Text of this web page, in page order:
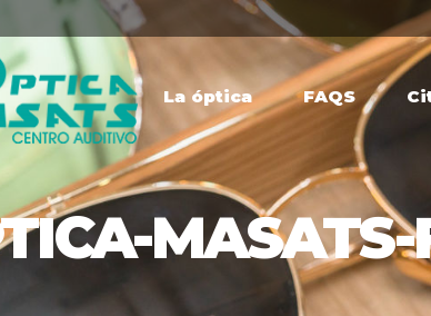
La óptica FAQS
MASATS-